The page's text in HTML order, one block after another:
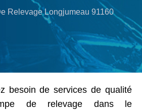
Relevage Longjumeau 91160
besoin de services de qualité
de relevage dans le